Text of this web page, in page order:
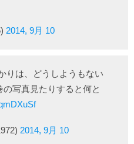
2014, 9月 10
りは、どうしようもない
写真見たりすると何と
2014, 9月 10